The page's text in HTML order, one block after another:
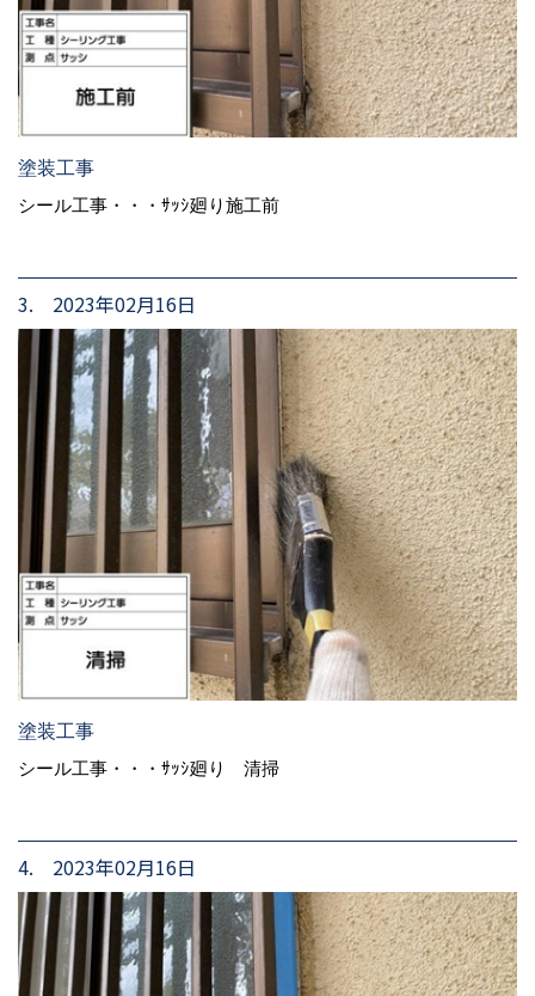
塗装工事
シール工事・・・ｻｯｼ廻り施工前
3. 2023年02月16日
塗装工事
シール工事・・・ｻｯｼ廻り 清掃
4. 2023年02月16日